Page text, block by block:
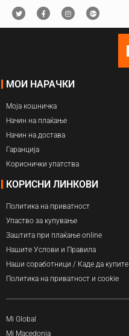
МОИ НАРАЧКИ
Моја кошничка
Начин на плаќање
Начин на достава
Гаранција
Кориснички упатства
КОРИСНИ ЛИНКОВИ
Политика на приватност
Упаство за купување
Заштита при плаќање online
Нашите Услови и Правила
Наши соработници / Каде да купите
Политика на приватност и cookie
Mi Global
Mi Macedonia